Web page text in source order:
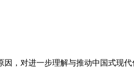
，对进一步理解与推动中国式现